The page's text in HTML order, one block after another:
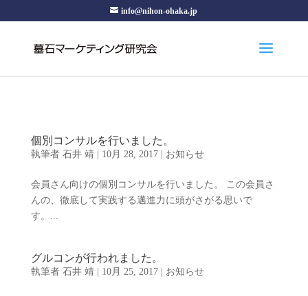
info@nihon-ohaka.jp
個別コンサルを行いました。
執筆者 石井 靖| 10月 28, 2017| お知らせ
会員さん向けの個別コンサルを行いました。 この会員さ
んの、徹底して実践する邁進力に頭がさがる思いで
す。...
グルコンが行われました。
執筆者 石井 靖| 10月 25, 2017| お知らせ